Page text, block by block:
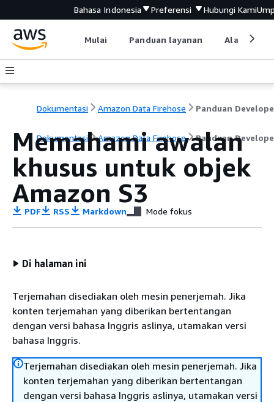
Bahasa Indonesia Preferensi Hubungi Kami
Mulai Panduan layanan Alat
Dokumentasi Amazon Data Firehose Panduan
Dokumentasi Amazon Data Firehose Panduan
Memahami awalan
khusus untuk objek
Amazon S3
PDF RSS Markdown Mode fokus
Di halaman ini
Terjemahan disediakan oleh mesin penerjemah. Jika
konten terjemahan yang diberikan bertentangan
dengan versi bahasa Inggris aslinya, utamakan versi
bahasa Inggris.
Terjemahan disediakan oleh mesin penerjemah. Jika
konten terjemahan yang diberikan bertentangan
dengan versi bahasa Inggris aslinya, utamakan versi